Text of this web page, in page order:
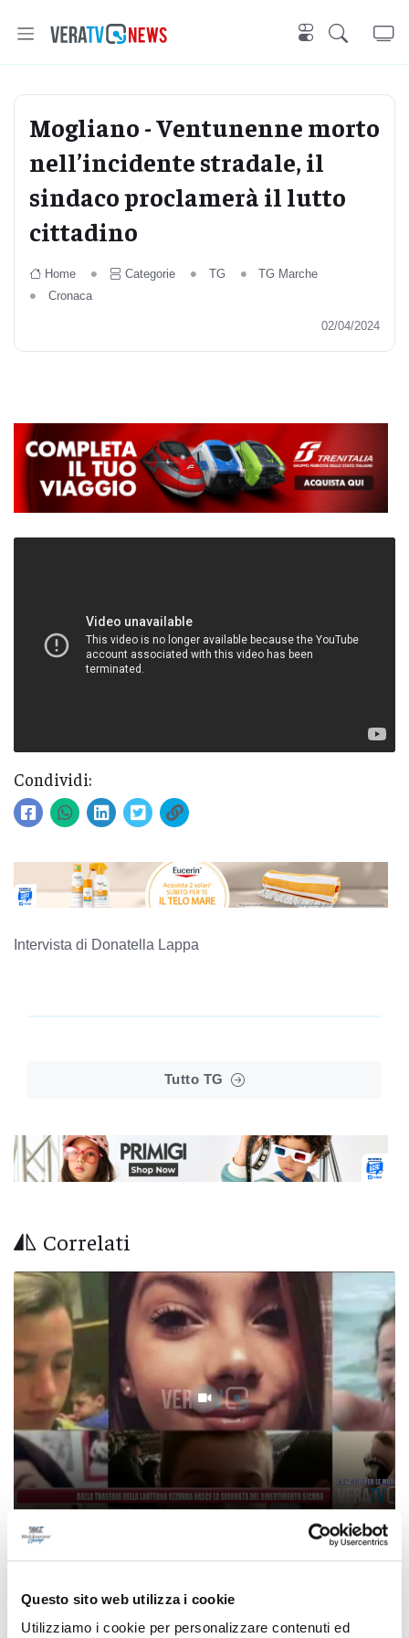
Questo sito web utilizza i cookie
Utilizziamo i cookie per personalizzare contenuti ed
Mogliano - Ventunenne morto
nell’incidente stradale, il
sindaco proclamerà il lutto
cittadino
Home Categorie TG
TG Marche
Cronaca
02/04/2024
Condividi:
Intervista di Donatella Lappa
Tutto TG
Correlati
Dalla tragedia della Lanterna Azzurra nasce
05/08/2026